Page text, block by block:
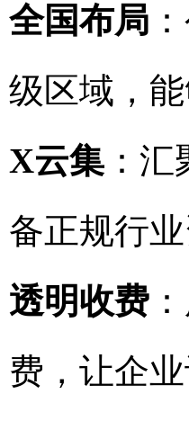
全国布局
级区域，
X云集 ：
备正规行
透明收费
费，让企